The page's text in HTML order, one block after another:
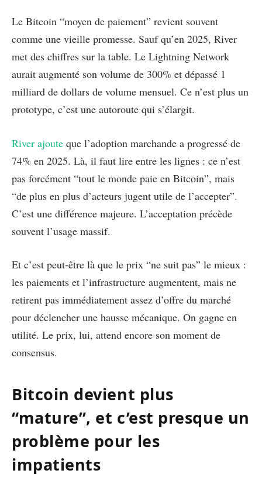
Le Bitcoin “moyen de paiement” revient souvent
comme une vieille promesse. Sauf qu’en 2025, River
met des chiffres sur la table. Le Lightning Network
aurait augmenté son volume de 300% et dépassé 1
milliard de dollars de volume mensuel. Ce n’est plus un
prototype, c’est une autoroute qui s’élargit.
River ajoute que l’adoption marchande a progressé de
74% en 2025. Là, il faut lire entre les lignes : ce n’est
pas forcément “tout le monde paie en Bitcoin”, mais
“de plus en plus d’acteurs jugent utile de l’accepter”.
C’est une différence majeure. L’acceptation précède
souvent l’usage massif.
Et c’est peut-être là que le prix “ne suit pas” le mieux :
les paiements et l’infrastructure augmentent, mais ne
retirent pas immédiatement assez d’offre du marché
pour déclencher une hausse mécanique. On gagne en
utilité. Le prix, lui, attend encore son moment de
consensus.
Bitcoin devient plus
“mature”, et c’est presque un
problème pour les
impatients